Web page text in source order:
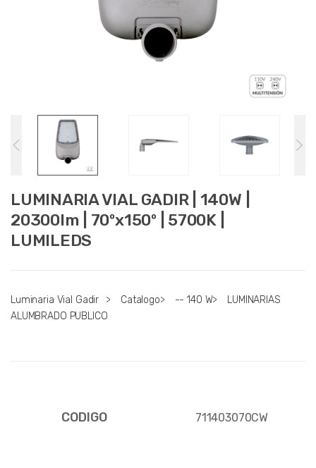
LUMINARIA VIAL GADIR | 140W |
20300lm | 70ºx150º | 5700K |
LUMILEDS
Luminaria Vial Gadir > Catalogo> -- 140 W>
LUMINARIAS
ALUMBRADO PUBLICO
CODIGO 711403070CW